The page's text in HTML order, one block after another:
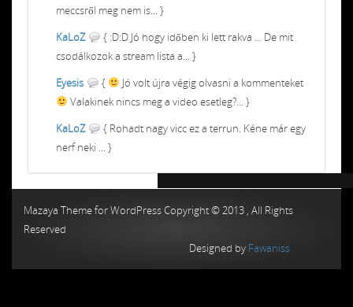
meccsről meg nem is... }
KaLoZ
{ :D:D Jó hogy időben ki lett rakva ... De mit
csodálkozok a stream lista a... }
Eyesis
{
Jó volt újra végig olvasni a kommenteket
Valakinek nincs meg a video esetleg?... }
KaLoZ
{ Rohadt nagy vicc ez a terrun. Kéne már egy
nerf neki ... }
Mazaya Theme for WordPress Copyright © 2013 , All Rights
Reserved
Designed by Fawaniss